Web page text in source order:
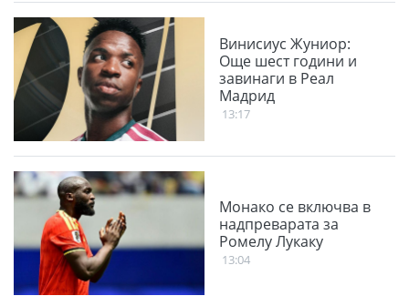
Винисиус Жуниор:
Още шест години и
завинаги в Реал
Мадрид
13:17
Монако се включва в
надпреварата за
Ромелу Лукаку
13:04